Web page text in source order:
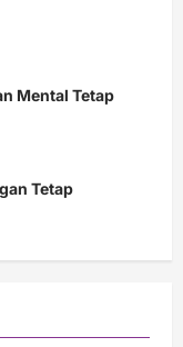
Mental Tetap
Tetap